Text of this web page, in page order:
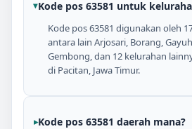
Kode pos 63581 untuk
Kode pos 63581 digunakan oleh
antara lain Arjosari, Borang,
Gembong, dan 12 kelurahan
di Pacitan, Jawa Timur.
Kode pos 63581 daerah mana?